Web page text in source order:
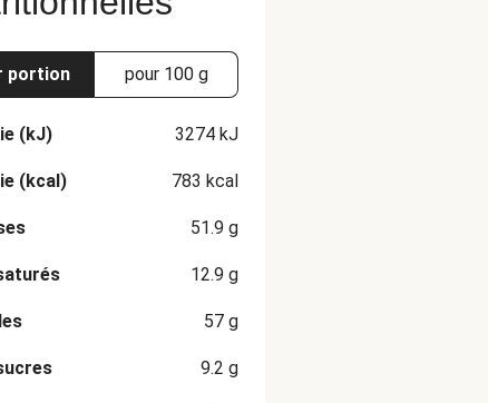
portion pour 100 g
(kJ) 3274 kJ
(kcal) 783 kcal
51.9 g
12.9 g
57 g
9.2 g